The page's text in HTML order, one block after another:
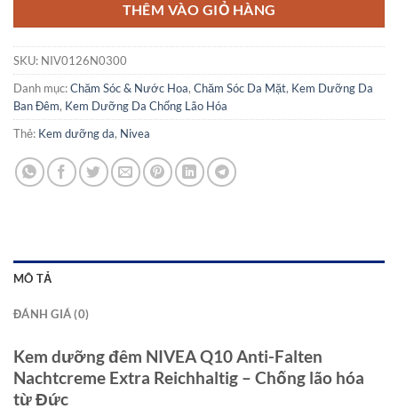
THÊM VÀO GIỎ HÀNG
SKU: NIV0126N0300
Danh mục:Chăm Sóc & Nước Hoa, Chăm Sóc Da Mặt, Kem Dưỡng Da
Ban Đêm, Kem Dưỡng Da Chống Lão Hóa
Thẻ: Kem dưỡng da, Nivea
MÔ TẢ
ĐÁNH GIÁ (0)
Kem dưỡng đêm NIVEA Q10 Anti-Falten
Nachtcreme Extra Reichhaltig – Chống lão hóa
từ Đức